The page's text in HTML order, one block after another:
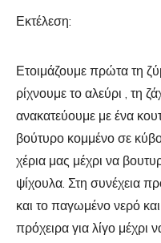
Εκτέλεση:
Ετοιμάζουμε πρώτα τη
ρίχνουμε το αλεύρι , τη
ανακατεύουμε με ένα
βούτυρο κομμένο σε
χέρια μας μέχρι να
ψίχουλα. Στη συνέχεια
και το παγωμένο νερό
πρόχειρα για λίγο μέχρι